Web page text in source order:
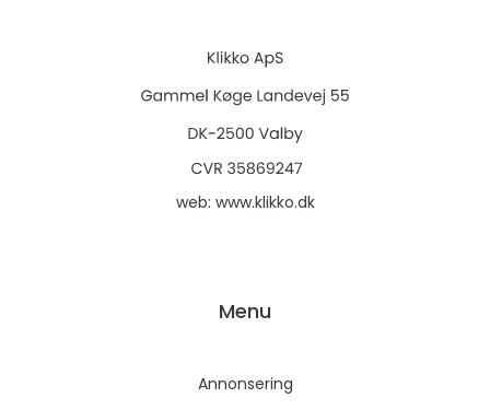
web: www.klikko.dk
Menu
Annonsering